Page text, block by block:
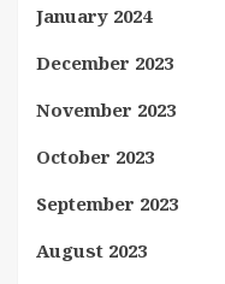
January 2024
December 2023
November 2023
October 2023
September 2023
August 2023